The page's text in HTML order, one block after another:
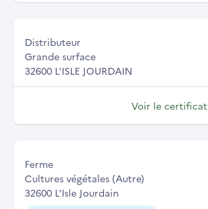
Distributeur
Grande surface
32600 L'ISLE JOURDAIN
Voir le certificat
Ferme
Cultures végétales (Autre)
32600 L'Isle Jourdain